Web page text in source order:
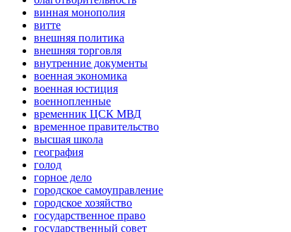
винная монополия
витте
внешняя политика
внешняя торговля
внутренние документы
военная экономика
военная юстиция
военнопленные
временник ЦСК МВД
временное правительство
высшая школа
география
голод
горное дело
городское самоуправление
городское хозяйство
государственное право
государственный совет